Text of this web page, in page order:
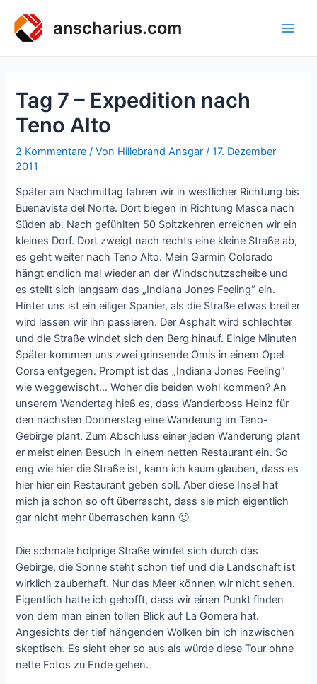
Inhalt
springen
anscharius.com
Tag 7 – Expedition nach
Teno Alto
2 Kommentare / Von Hillebrand Ansgar /17. Dezember
2011
Später am Nachmittag fahren wir in westlicher Richtung bis
Buenavista del Norte. Dort biegen in Richtung Masca nach
Süden ab. Nach gefühlten 50 Spitzkehren erreichen wir ein
kleines Dorf. Dort zweigt nach rechts eine kleine Straße ab,
es geht weiter nach Teno Alto. Mein Garmin Colorado
hängt endlich mal wieder an der Windschutzscheibe und
es stellt sich langsam das „Indiana Jones Feeling“ ein.
Hinter uns ist ein eiliger Spanier, als die Straße etwas breiter
wird lassen wir ihn passieren. Der Asphalt wird schlechter
und die Straße windet sich den Berg hinauf. Einige Minuten
Später kommen uns zwei grinsende Omis in einem Opel
Corsa entgegen. Prompt ist das „Indiana Jones Feeling“
wie weggewischt… Woher die beiden wohl kommen? An
unserem Wandertag hieß es, dass Wanderboss Heinz für
den nächsten Donnerstag eine Wanderung im Teno-
Gebirge plant. Zum Abschluss einer jeden Wanderung plant
er meist einen Besuch in einem netten Restaurant ein. So
eng wie hier die Straße ist, kann ich kaum glauben, dass es
hier hier ein Restaurant geben soll. Aber diese Insel hat
mich ja schon so oft überrascht, dass sie mich eigentlich
gar nicht mehr überraschen kann 🙂
Die schmale holprige Straße windet sich durch das
Gebirge, die Sonne steht schon tief und die Landschaft ist
wirklich zauberhaft. Nur das Meer können wir nicht sehen.
Eigentlich hatte ich gehofft, dass wir einen Punkt finden
von dem man einen tollen Blick auf La Gomera hat.
Angesichts der tief hängenden Wolken bin ich inzwischen
skeptisch. Es sieht eher so aus als würde diese Tour ohne
nette Fotos zu Ende gehen.